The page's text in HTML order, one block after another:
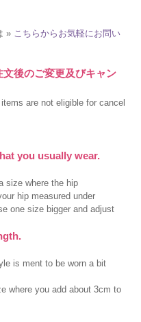
» こちらからお気軽にお問い
後のご変更及びキャン
are not eligible for cancel
you usually wear.
size where the hip
hip measured under
one size bigger and adjust
is ment to be worn a bit
where you add about 3cm to